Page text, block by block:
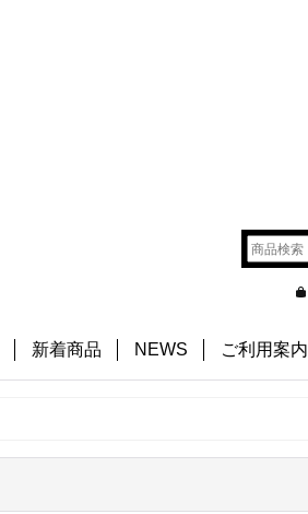
新着商品 NEWS ご利用案内